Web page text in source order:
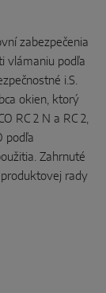
zabezpečenia
vlámaniu podľa
i.S.
okien, ktorý
RC 2 N a RC 2,
podľa
Zahrnuté
rady